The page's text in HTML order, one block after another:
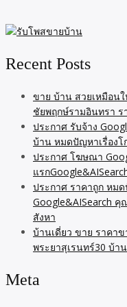
Recent Posts
ขาย บ้าน สวยเหมือน
ชัยพฤกษ์รามอินทรา ร
ประกาศ รับจ้าง
บ้าน หมดปัญหาเรื่อง
ประกาศ โฆษณา
แรก
ประกาศ ราคาถูก หม
Google&AISearch
สังหา
บ้านเดี่ยว ขาย ราคา
พระยาสุเรนทร์30 บ้า
Meta